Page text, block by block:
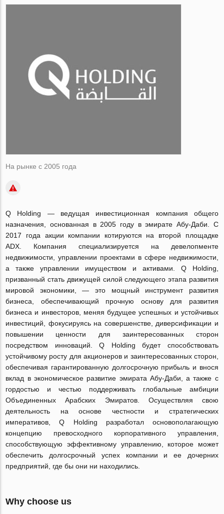
На рынке с 2005 года
Q Holding — ведущая инвестиционная компания общего
назначения, основанная в 2005 году в эмирате Абу-Даби. С
2017 года акции компании котируются на второй площадке
ADX. Компания специализируется на девелопменте
недвижимости, управлении проектами в сфере недвижимости,
а также управлении имуществом и активами. Q Holding,
призванный стать движущей силой следующего этапа развития
мировой экономики, — это мощный инструмент развития
бизнеса, обеспечивающий прочную основу для развития
бизнеса и инвесторов, меняя будущее успешных и устойчивых
инвестиций, фокусируясь на совершенстве, диверсификации и
повышении ценности для заинтересованных сторон
посредством инноваций. Q Holding будет способствовать
устойчивому росту для акционеров и заинтересованных сторон,
обеспечивая гарантированную долгосрочную прибыль и внося
вклад в экономическое развитие эмирата Абу-Даби, а также с
гордостью и честью поддерживать глобальные амбиции
Объединенных Арабских Эмиратов. Осуществляя свою
деятельность на основе честности и стратегических
императивов, Q Holding разработал основополагающую
концепцию превосходного корпоративного управления,
способствующую эффективному управлению, которое может
обеспечить долгосрочный успех компании и ее дочерних
предприятий, где бы они ни находились.
Why choose us